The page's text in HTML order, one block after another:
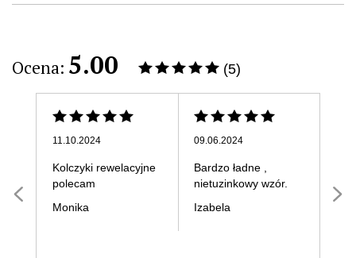
Ocena: 5.00 (5)
11.10.2024
Kolczyki rewelacyjne
polecam
Monika
09.06.2024
Bardzo ładne ,
nietuzinkowy wzór.
Izabela